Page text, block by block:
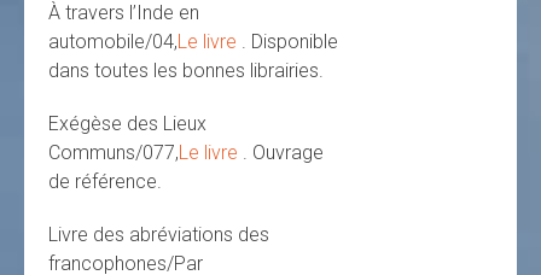
À travers l’Inde en
automobile/04,Le livre . Disponible
dans toutes les bonnes librairies.
Exégèse des Lieux
Communs/077,Le livre . Ouvrage
de référence.
Livre des abréviations des
francophones/Par